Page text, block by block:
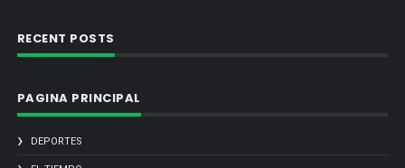
RECENT POSTS
PAGINA PRINCIPAL
DEPORTES